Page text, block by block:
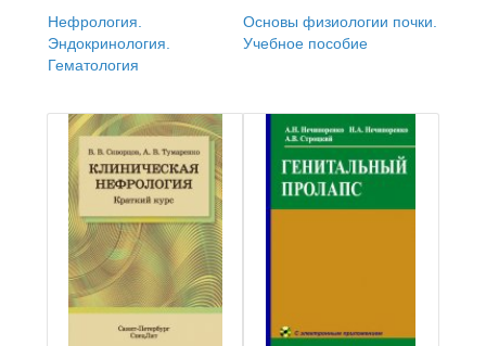
Нефрология.
Эндокринология.
Гематология
Основы физиологии почки.
Учебное пособие